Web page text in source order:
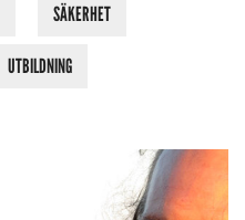
SÄKERHET
UTBILDNING